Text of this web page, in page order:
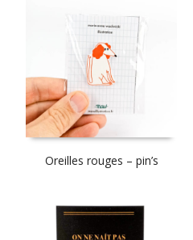
Oreilles rouges – pin’s